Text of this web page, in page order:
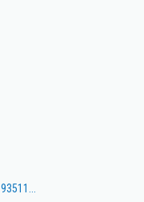
93511...